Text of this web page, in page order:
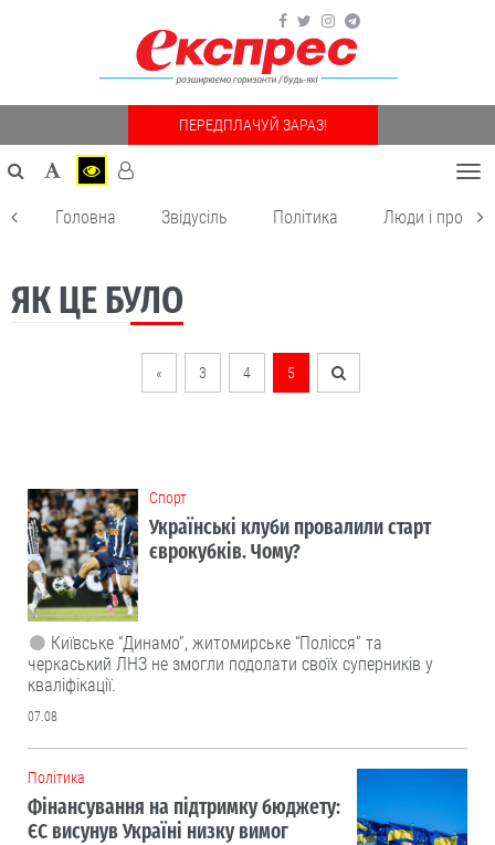
ПЕРЕДПЛАЧУЙ ЗАРАЗ!
Головна Звідусіль Політика Люди і
ЯК ЦЕ БУЛО
« 3 4 5
Cпорт
Українські клуби провалили старт
єврокубків. Чому?
Київське “Динамо”, житомирське “Полісся” та
черкаський ЛНЗ не змогли подолати своїх суперників у
кваліфікації.
07.08
Політика
Фінансування на підтримку бюджету:
ЄС висунув Україні низку вимог